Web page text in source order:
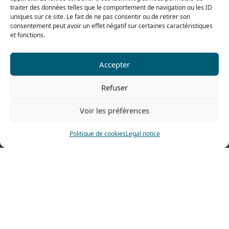
traiter des données telles que le comportement de navigation ou les ID
uniques sur ce site. Le fait de ne pas consentir ou de retirer son
consentement peut avoir un effet négatif sur certaines caractéristiques
et fonctions.
Accepter
Refuser
Voir les préférences
Politique de cookiesLegal notice
Contact us
Fax: 0033 474 62 81 69
69400 Villefranche sur Saône